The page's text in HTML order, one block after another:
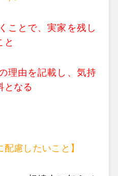
ことで、実家を残し
と
理由を記載し、気持
となる
配慮したいこと】